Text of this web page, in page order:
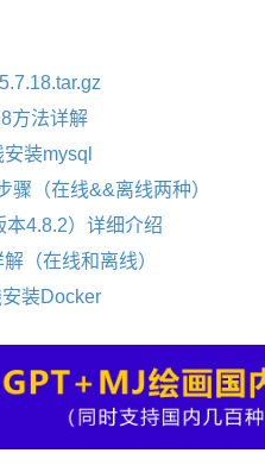
方法详解
装mysql
骤（在线&&离线两种）
4.8.2）详细介绍
（在线和离线）
装Docker